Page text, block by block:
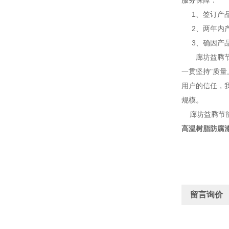
1、签订产
2、两年内产
3、确因产品
廊坊益腾节
一贯坚持"质
用户的信任，
规模。
廊坊益腾节
高温树脂防腐
留言询价